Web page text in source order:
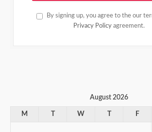
By signing up, you agree to the our
Privacy Policy agreement.
August 2026
M W F